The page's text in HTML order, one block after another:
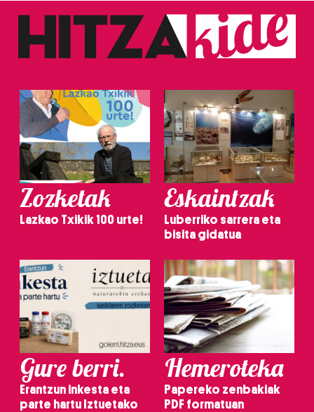
Zozketak
Lazkao Txikik 100 urte!
Eskaintzak
Luberriko sarrera eta
bisita gidatua
Gure berri.
Erantzun inkesta eta
parte hartu Iztuetako
Hemeroteka
Papereko zenbakiak
PDF formatuan